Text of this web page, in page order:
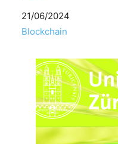
Fecha
21/06/2024
Respecto a
Blockchain